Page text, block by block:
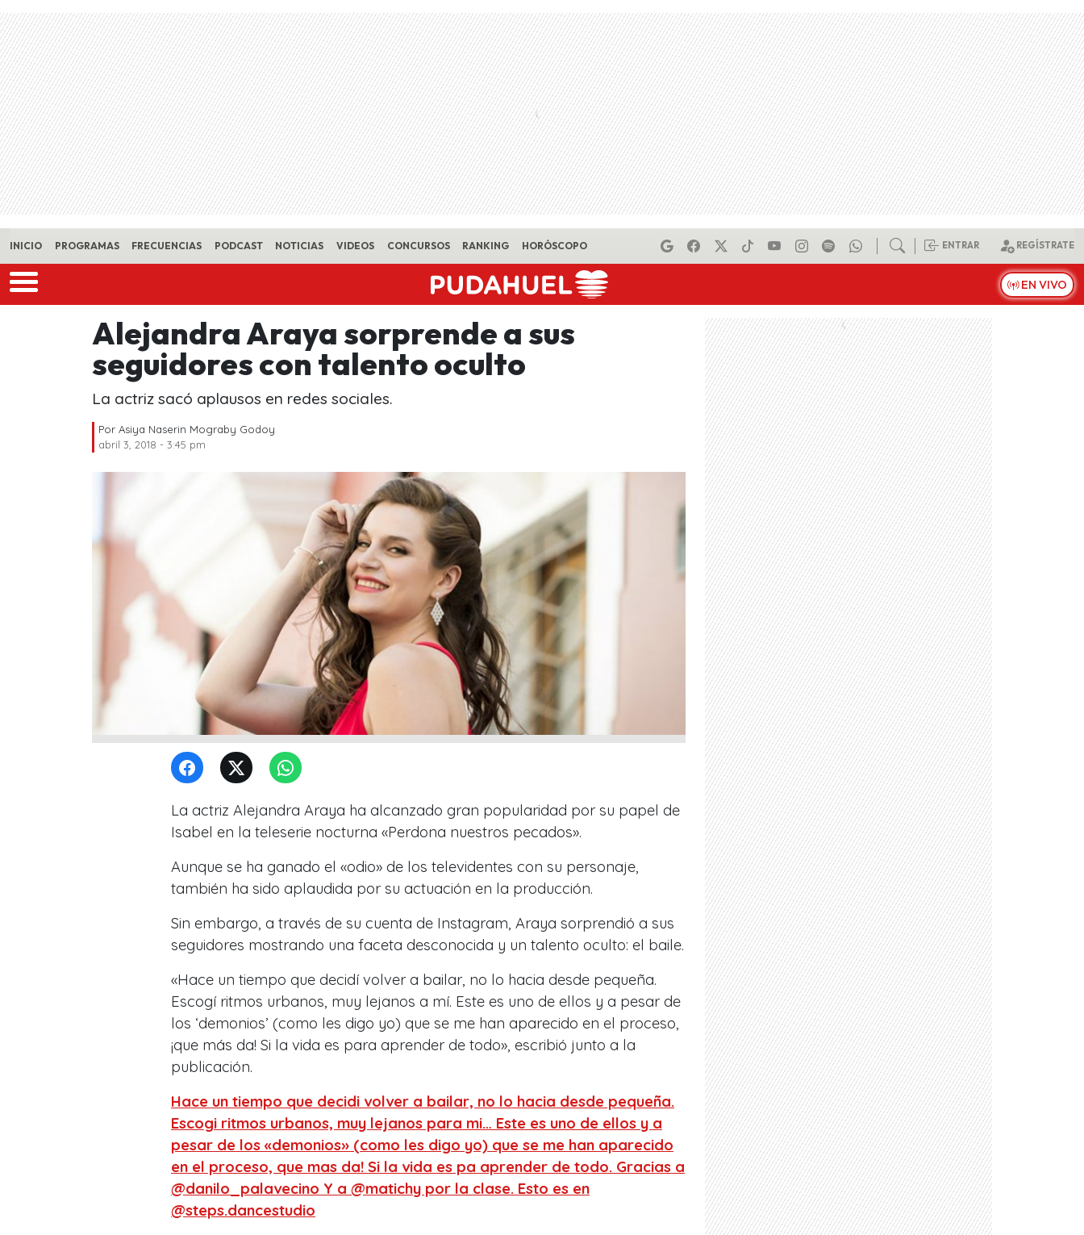
Skip to main content
INICIO PROGRAMAS FRECUENCIAS PODCAST NOTICIAS VIDEOS CONCURSOS RANKING HORÓSCOPO ENTRAR REGÍSTRATE
EN VIVO
Alejandra Araya sorprende a sus
seguidores con talento oculto
La actriz sacó aplausos en redes sociales.
Por Asiya Naserin Mograby Godoy
abril 3, 2018 - 3:45 pm
La actriz Alejandra Araya ha alcanzado gran popularidad por su papel de
Isabel en la teleserie nocturna «Perdona nuestros pecados».
Aunque se ha ganado el «odio» de los televidentes con su personaje,
también ha sido aplaudida por su actuación en la producción.
Sin embargo, a través de su cuenta de Instagram, Araya sorprendió a sus
seguidores mostrando una faceta desconocida y un talento oculto: el baile.
«Hace un tiempo que decidí volver a bailar, no lo hacia desde pequeña.
Escogí ritmos urbanos, muy lejanos a mí. Este es uno de ellos y a pesar de
los ‘demonios’ (como les digo yo) que se me han aparecido en el proceso,
¡que más da! Si la vida es para aprender de todo», escribió junto a la
publicación.
Hace un tiempo que decidi volver a bailar, no lo hacia desde pequeña.
Escogi ritmos urbanos, muy lejanos para mi… Este es uno de ellos y a
pesar de los «demonios» (como les digo yo) que se me han aparecido
en el proceso, que mas da! Si la vida es pa aprender de todo. Gracias a
@danilo_palavecino Y a @matichy por la clase. Esto es en
@steps.dancestudio